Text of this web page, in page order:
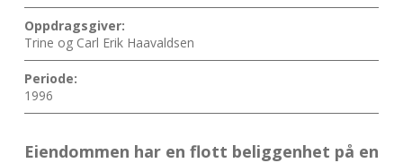
Oppdragsgiver:
Trine og Carl Erik Haavaldsen
Periode:
1996
Eiendommen har en flott beliggenhet på en